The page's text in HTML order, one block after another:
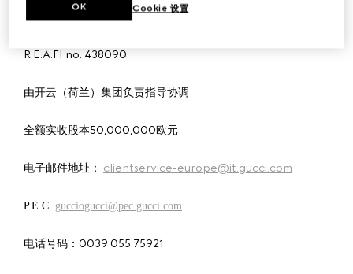
税务代码——佛罗伦萨注册企业：03031300159
R.E.A.FI no. 438090
由开云（荷兰）集团负责指导协调
全额实收股本50,000,000欧元
电子邮件地址： clientservice-europe@it.gucci.com
P.E.C. gucciogucci@pec.gucci.com
电话号码：0039 055 75921
Cookie 设置
OK